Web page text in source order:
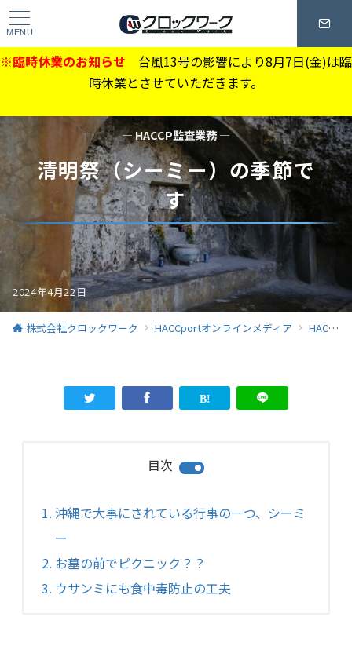
※臨時休業のお知らせ 台風13号の影響により8月7日(金)は臨
時休業とさせていただきます。
MENU
— HACCP監査業務 —
清明祭（シーミー）の季節で
す
2024年4月22日
株式会社クロックワーク HACCportオンラインメディア HACCP監査業務
目次
沖縄で大事にされている行事の一つ、シーミ
ー
お墓の前でピクニック？？
ウサンミにも食中毒防止の工夫